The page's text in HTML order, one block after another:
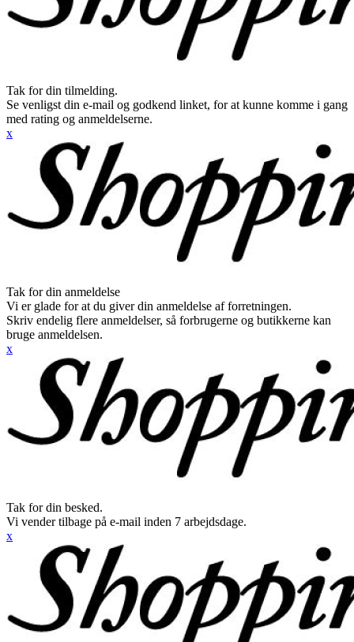
Tak for din tilmelding.
Se venligst din e-mail og godkend linket, for at kunne komme i gang
med rating og anmeldelserne.
x
Tak for din anmeldelse
Vi er glade for at du giver din anmeldelse af forretningen.
Skriv endelig flere anmeldelser, så forbrugerne og butikkerne kan
bruge anmeldelsen.
x
Tak for din besked.
Vi vender tilbage på e-mail inden 7 arbejdsdage.
x